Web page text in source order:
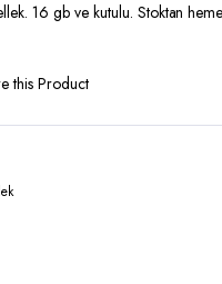
16 gb ve kutulu. Stoktan
this Product